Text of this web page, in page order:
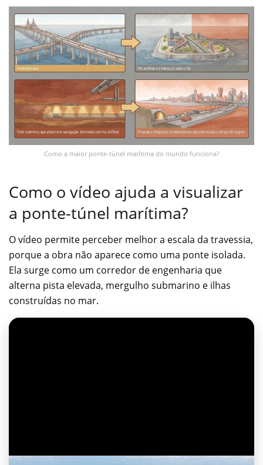
Como a maior ponte-túnel marítima do mundo funciona?
Como o vídeo ajuda a visualizar
a ponte-túnel marítima?
O vídeo permite perceber melhor a escala da travessia,
porque a obra não aparece como uma ponte isolada.
Ela surge como um corredor de engenharia que
alterna pista elevada, mergulho submarino e ilhas
construídas no mar.